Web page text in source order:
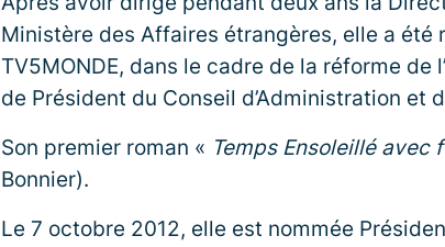
Ministère des Affaires étrangères, elle a
TV5MONDE, dans le cadre de la réforme
de Président du Conseil d’Administration et
Son premier roman « Temps Ensoleillé
Bonnier).
Le 7 octobre 2012, elle est nommée